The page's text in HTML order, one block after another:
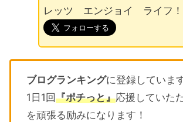
レッツ エンジョイ ライフ！
ブログランキングに登録しています
1日1回『ポチっと』応援していた
を頑張る励みになります！